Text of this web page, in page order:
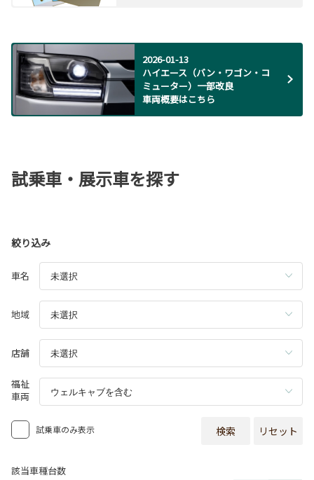
2026-01-13
ハイエース（バン・ワゴン・コ
ミューター）一部改良
車両概要はこちら
試乗車・展示車を探す
絞り込み
車名
地域
店舗
福祉
車両
試乗車のみ表示 検索 リセット
該当車種台数